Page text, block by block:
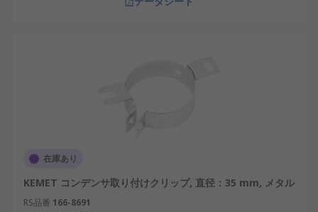
在庫あり
KEMET コンデンサ取り付けクリップ, 直径：35 mm, メタル
RS品番 166-8691